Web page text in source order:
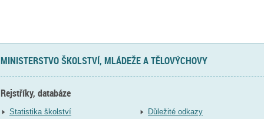
MINISTERSTVO ŠKOLSTVÍ, MLÁDEŽE A TĚLOVÝCHOVY
Rejstříky, databáze
Statistika školství
Důležité odkazy